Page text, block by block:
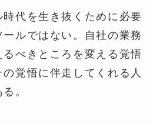
代を生き抜くために必要
ルではない。自社の業務
べきところを変える覚悟
覚悟に伴走してくれる人
。